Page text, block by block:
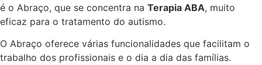
é o Abraço, que se concentra na Terapia ABA, muito
eficaz para o tratamento do autismo.
O Abraço oferece várias funcionalidades que facilitam o
trabalho dos profissionais e o dia a dia das famílias.